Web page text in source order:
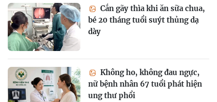
Cắn gãy thìa khi ăn sữa chua,
bé 20 tháng tuổi suýt thủng dạ
dày
Không ho, không đau ngực,
nữ bệnh nhân 67 tuổi phát hiện
ung thư phổi